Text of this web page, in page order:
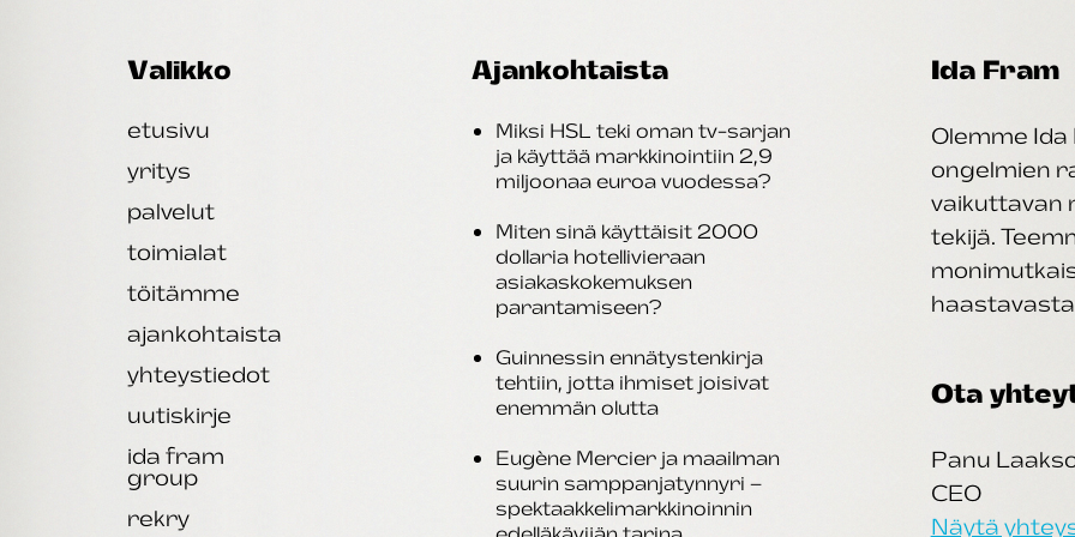
Valikko
etusivu
yritys
palvelut
toimialat
töitämme
ajankohtaista
yhteystiedot
uutiskirje
ida fram
group
rekry
Ajankohtaista
Miksi HSL teki oman tv-sarjan
ja käyttää markkinointiin 2,9
miljoonaa euroa vuodessa?
Miten sinä käyttäisit 2000
dollaria hotellivieraan
asiakaskokemuksen
parantamiseen?
Guinnessin ennätystenkirja
tehtiin, jotta ihmiset joisivat
enemmän olutta
Eugène Mercier ja maailman
suurin samppanjatynnyri –
spektaakkelimarkkinoinnin
Ida Fram
Olemme Ida
ongelmien
vaikuttavan
tekijä.
Ota
Panu
CEO
Näytä